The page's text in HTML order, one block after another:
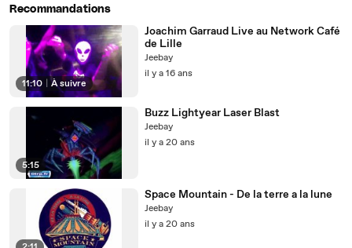
Recommandations
11:10 À suivre
Joachim Garraud Live au Network Café
de Lille
Jeebay
il y a 16 ans
5:15
Buzz Lightyear Laser Blast
Jeebay
il y a 20 ans
Space Mountain - De la terre a la lune
Jeebay
il y a 20 ans